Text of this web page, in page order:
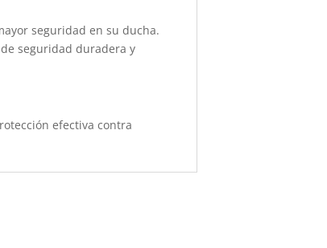
seguridad en su ducha.
seguridad duradera y
efectiva contra